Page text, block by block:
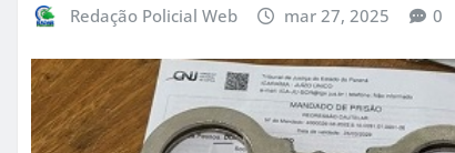
Redação Policial Web mar 27, 2025 0